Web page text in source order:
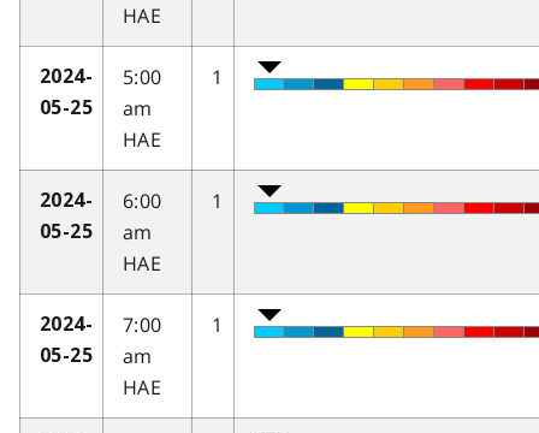
HAE
2024-
05-25
5:00
am
HAE
1
2024-
05-25
6:00
am
HAE
1
2024-
05-25
7:00
am
HAE
1